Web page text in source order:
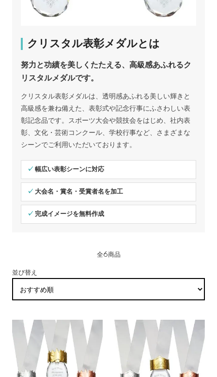
クリスタル表彰メダルとは
努力と功績を美しくたたえる、高級感あふれるク
リスタルメダルです。
クリスタル表彰メダルは、透明感あふれる美しい輝きと
高級感を兼ね備えた、表彰式や記念行事にふさわしい表
彰記念品です。スポーツ大会や競技会をはじめ、社内表
彰、文化・芸術コンクール、学校行事など、さまざまな
シーンでご利用いただいております。
✓ 幅広い表彰シーンに対応
✓ 大会名・賞名・受賞者名を加工
✓ 完成イメージを無料作成
全6商品
並び替え